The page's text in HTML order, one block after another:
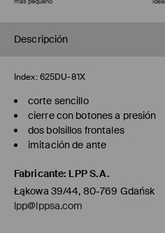
Descripción
Index: 625DU-81X
corte sencillo
cierre con botones a presión
dos bolsillos frontales
imitación de ante
Fabricante: LPP S.A.
Łąkowa 39/44, 80-769 Gdańsk
lpp@lppsa.com